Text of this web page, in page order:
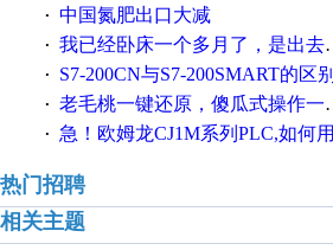
· 中国氮肥出口大减
· 我已经卧床一个多月了，是出去安装机械手在高速遭遇车祸所致:大家工作都要特别注意啊
· S7-200CN与S7-200SMART的区别
· 老毛桃一键还原，傻瓜式操作一键轻松备份还原；程序为向导式安装，一键即可实现自动备份或还原系统。
· 急！欧姆龙CJ1M系列PLC,如何用时间控制变频器。要求时间在组态王中可以自由输入！拜托各位大神了！
热门招聘
相关主题